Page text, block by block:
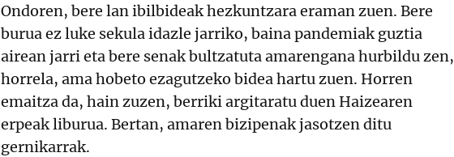
Ondoren, bere lan ibilbideak hezkuntzara eraman zuen. Bere
burua ez luke sekula idazle jarriko, baina pandemiak guztia
airean jarri eta bere senak bultzatuta amarengana hurbildu zen,
horrela, ama hobeto ezagutzeko bidea hartu zuen. Horren
emaitza da, hain zuzen, berriki argitaratu duen Haizearen
erpeak liburua. Bertan, amaren bizipenak jasotzen ditu
gernikarrak.